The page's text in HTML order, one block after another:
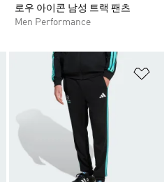
로우 아이콘 남성 트랙 팬츠
Men Performance
위시리스트 담기